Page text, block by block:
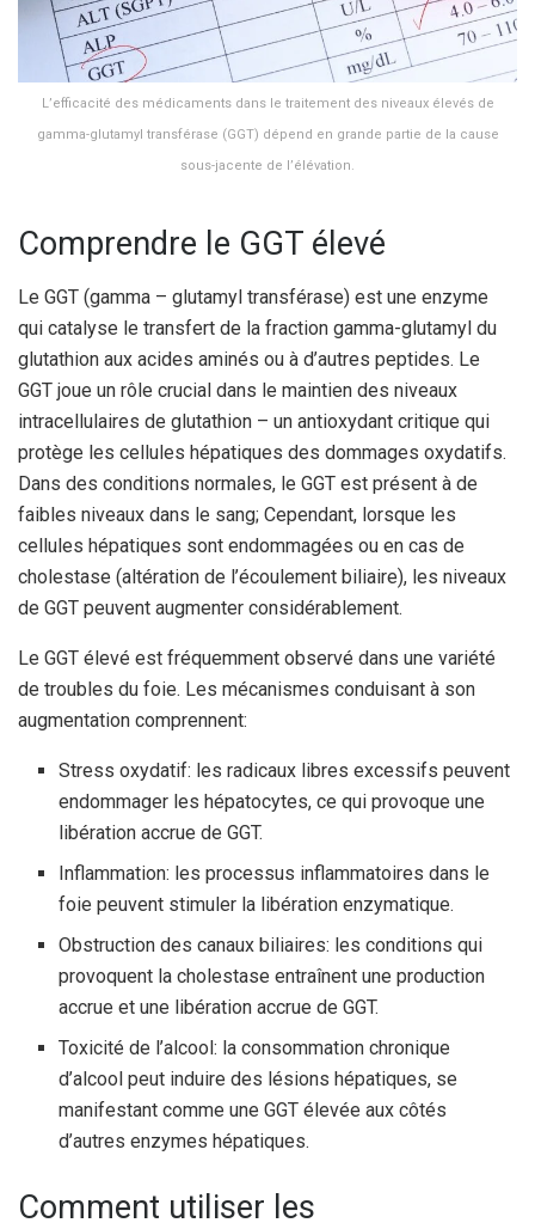
L’efficacité des médicaments dans le traitement des niveaux élevés de
gamma-glutamyl transférase (GGT) dépend en grande partie de la cause
sous-jacente de l’élévation.
Comprendre le GGT élevé
Le GGT (gamma – glutamyl transférase) est une enzyme
qui catalyse le transfert de la fraction gamma-glutamyl du
glutathion aux acides aminés ou à d’autres peptides. Le
GGT joue un rôle crucial dans le maintien des niveaux
intracellulaires de glutathion – un antioxydant critique qui
protège les cellules hépatiques des dommages oxydatifs.
Dans des conditions normales, le GGT est présent à de
faibles niveaux dans le sang; Cependant, lorsque les
cellules hépatiques sont endommagées ou en cas de
cholestase (altération de l’écoulement biliaire), les niveaux
de GGT peuvent augmenter considérablement.
Le GGT élevé est fréquemment observé dans une variété
de troubles du foie. Les mécanismes conduisant à son
augmentation comprennent:
Stress oxydatif: les radicaux libres excessifs peuvent
endommager les hépatocytes, ce qui provoque une
libération accrue de GGT.
Inflammation: les processus inflammatoires dans le
foie peuvent stimuler la libération enzymatique.
Obstruction des canaux biliaires: les conditions qui
provoquent la cholestase entraînent une production
accrue et une libération accrue de GGT.
Toxicité de l’alcool: la consommation chronique
d’alcool peut induire des lésions hépatiques, se
manifestant comme une GGT élevée aux côtés
d’autres enzymes hépatiques.
Comment utiliser les